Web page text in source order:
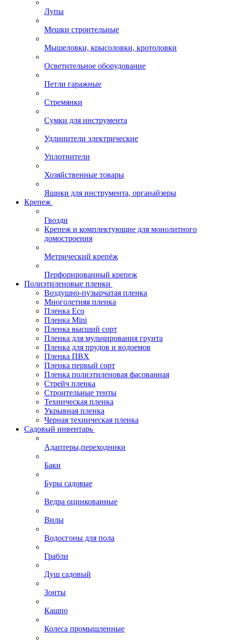
Лупы
Мешки строительные
Мышеловки, крысоловки, кротоловки
Осветительное оборудование
Петли гаражные
Стремянки
Сумки для инструмента
Удлинители электрические
Уплотнители
Хозяйственные товары
Ящики для инструмента, органайзеры
Крепеж
Гвозди
Крепеж и комплектующие для монолитного
домостроения
Метрический крепёж
Перфорированный крепеж
Полиэтиленовые пленки
Воздушно-пузырчатая пленка
Многолетняя пленка
Пленка Eco
Пленка Mini
Пленка высший сорт
Пленка для мульчирования грунта
Пленка для прудов и водоемов
Пленка ПВХ
Пленка первый сорт
Пленка полиэтиленовая фасованная
Стрейч пленка
Строительные тенты
Техническая пленка
Укрывная пленка
Черная техническая пленка
Садовый инвентарь
Адаптеры,переходники
Баки
Буры садовые
Ведра оцинкованные
Вилы
Водосгоны для пола
Грабли
Душ садовый
Зонты
Кашпо
Колеса промышленные